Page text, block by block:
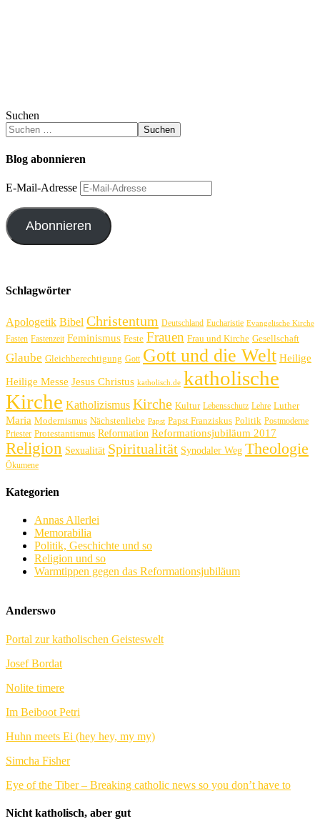
Suchen
Suchen
Blog abonnieren
E-Mail-Adresse
Abonnieren
Schlagwörter
Apologetik Bibel Christentum Deutschland Eucharistie Evangelische Kirche
Fasten Fastenzeit Feminismus Feste Frauen Frau und Kirche Gesellschaft
Glaube Gleichberechtigung Gott Gott und die Welt Heilige
Heilige Messe Jesus Christus katholisch.de katholische
Kirche Katholizismus Kirche Kultur Lebensschutz Lehre Luther
Maria Modernismus Nächstenliebe Papst Papst Franziskus Politik Postmoderne
Priester Protestantismus Reformation Reformationsjubiläum 2017
Religion Sexualität Spiritualität Synodaler Weg Theologie
Ökumene
Kategorien
Annas Allerlei
Memorabilia
Politik, Geschichte und so
Religion und so
Warmtippen gegen das Reformationsjubiläum
Anderswo
Portal zur katholischen Geisteswelt
Josef Bordat
Nolite timere
Im Beiboot Petri
Huhn meets Ei (hey hey, my my)
Simcha Fisher
Eye of the Tiber – Breaking catholic news so you don’t have to
Nicht katholisch, aber gut